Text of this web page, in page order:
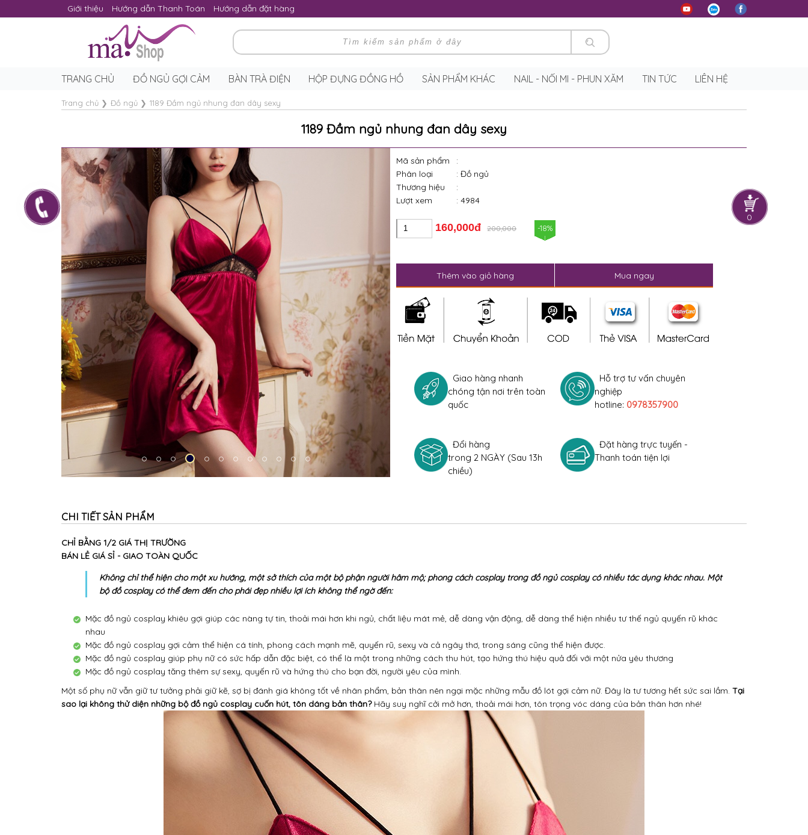
Giới thiệu Hướng dẫn Thanh Toán Hướng dẫn đặt hàng
0
TRANG CHỦ ĐỒ NGỦ GỢI CẢM BÀN TRÀ ĐIỆN HỘP ĐỰNG ĐỒNG HỒ SẢN PHẨM KHÁC NAIL - NỐI MI - PHUN XĂM TIN TỨC LIÊN HỆ
Trang chủ ❯ Đồ ngủ ❯ 1189 Đầm ngủ nhung đan dây sexy
1189 Đầm ngủ nhung đan dây sexy
Mã sản phẩm
:
Phân loại
: Đồ ngủ
Thương hiệu
:
Lượt xem
: 4984
160,000đ 200,000 -18%
Thêm vào giỏ hàng Mua ngay
Giao hàng nhanh
chóng tận nơi trên toàn
quốc
Hỗ trợ tư vấn chuyên
nghiệp
hotline: 0978357900
Đổi hàng
trong 2 NGÀY (Sau 13h
chiều)
Đặt hàng trực tuyến -
Thanh toán tiện lợi
CHI TIẾT SẢN PHẨM
CHỈ BẰNG 1/2 GIÁ THỊ TRƯỜNG
BÁN LẺ GIÁ SỈ - GIAO TOÀN QUỐC
Không chỉ thể hiện cho một xu hướng, một sở thích của một bộ phận người hâm mộ; phong cách cosplay trong đồ ngủ cosplay có nhiều tác dụng khác nhau. Một
bộ đồ cosplay có thể đem đến cho phái đẹp nhiều lợi ích không thể ngờ đến:
Mặc đồ ngủ cosplay khiêu gợi giúp các nàng tự tin, thoải mái hơn khi ngủ, chất liệu mát mẻ, dễ dàng vận động, dễ dàng thể hiện nhiều tư thế ngủ quyến rũ khác
nhau
Mặc đồ ngủ cosplay gợi cảm thể hiện cá tính, phong cách mạnh mẽ, quyến rũ, sexy và cả ngây thơ, trong sáng cũng thể hiện được.
Mặc đồ ngủ cosplay giúp phụ nữ có sức hấp dẫn đặc biệt, có thể là một trong những cách thu hút, tạo hứng thú hiệu quả đối với một nửa yêu thương
Mặc đồ ngủ cosplay tăng thêm sự sexy, quyến rũ và hứng thú cho bạn đời, người yêu của mình.
Một số phụ nữ vẫn giữ tư tưởng phải giữ kẽ, sợ bị đánh giá không tốt về nhân phẩm, bản thân nên ngại mặc những mẫu đồ lót gợi cảm nữ. Đây là tư tương hết sức sai lầm. Tại
sao lại không thử diện những bộ đồ ngủ cosplay cuốn hút, tôn dáng bản thân?Hãy suy nghĩ cởi mở hơn, thoải mái hơn, tôn trọng vóc dáng của bản thân hơn nhé!